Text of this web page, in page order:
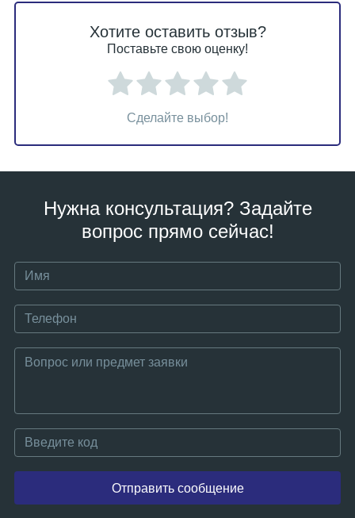
Хотите оставить отзыв?
Поставьте свою оценку!
Сделайте выбор!
Нужна консультация? Задайте
вопрос прямо сейчас!
Отправить сообщение